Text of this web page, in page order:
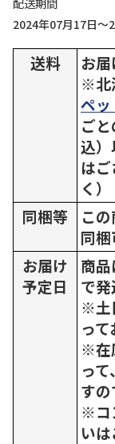
配送期間
2024年07月17日～
送料
お届
※北
ペ
ご
込
は
く）
同梱等
この
同梱
お届け
予定日
商
で発
※土
って
※在
っ
すの
※コ
い